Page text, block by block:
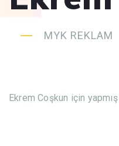
MYK REKLAM
Ekrem Coşkun için